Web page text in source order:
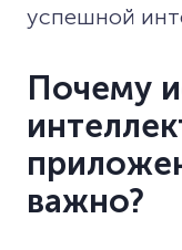
успешной
Почему
важно?